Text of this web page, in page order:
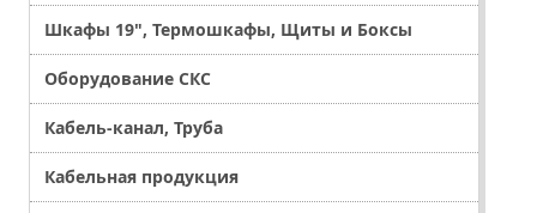
Шкафы 19", Термошкафы, Щиты и Боксы
Оборудование СКС
Кабель-канал, Труба
Кабельная продукция